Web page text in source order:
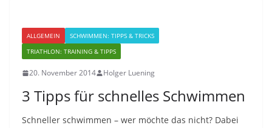
ALLGEMEIN
SCHWIMMEN: TIPPS & TRICKS
TRIATHLON: TRAINING & TIPPS
20. November 2014 Holger Luening
3 Tipps für schnelles Schwimmen
Schneller schwimmen – wer möchte das nicht? Dabei